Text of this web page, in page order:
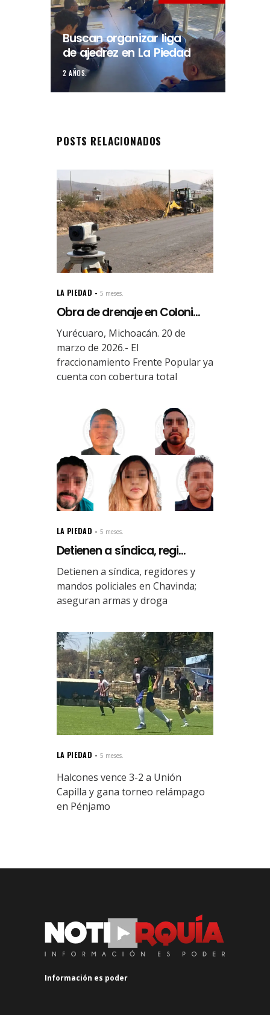
Buscan organizar liga
de ajedrez en La Piedad
2 AÑOS.
POSTS RELACIONADOS
LA PIEDAD 5 meses.
Obra de drenaje en Coloni...
Yurécuaro, Michoacán. 20 de
marzo de 2026.- El
fraccionamiento Frente Popular ya
cuenta con cobertura total
LA PIEDAD 5 meses.
Detienen a síndica, regi...
Detienen a síndica, regidores y
mandos policiales en Chavinda;
aseguran armas y droga
LA PIEDAD 5 meses.
Halcones vence 3-2 a Unión
Capilla y gana torneo relámpago
en Pénjamo
Información es poder